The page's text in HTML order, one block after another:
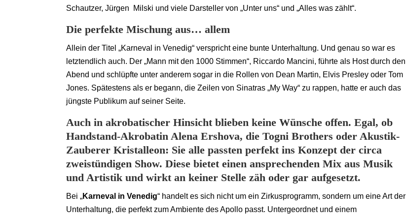
Schautzer, Jürgen Milski und viele Darsteller von „Unter uns“ und „Alles was zählt“.
Die perfekte Mischung aus… allem
Allein der Titel „Karneval in Venedig“ verspricht eine bunte Unterhaltung. Und genau so war es
letztendlich auch. Der „Mann mit den 1000 Stimmen“, Riccardo Mancini, führte als Host durch den
Abend und schlüpfte unter anderem sogar in die Rollen von Dean Martin, Elvis Presley oder Tom
Jones. Spätestens als er begann, die Zeilen von Sinatras „My Way“ zu rappen, hatte er auch das
jüngste Publikum auf seiner Seite.
Auch in akrobatischer Hinsicht blieben keine Wünsche offen. Egal, ob
Handstand-Akrobatin Alena Ershova, die Togni Brothers oder Akustik-
Zauberer Kristalleon: Sie alle passten perfekt ins Konzept der circa
zweistündigen Show. Diese bietet einen ansprechenden Mix aus Musik
und Artistik und wirkt an keiner Stelle zäh oder gar aufgesetzt.
Bei „Karneval in Venedig“ handelt es sich nicht um ein Zirkusprogramm, sondern um eine Art der
Unterhaltung, die perfekt zum Ambiente des Apollo passt. Untergeordnet und einem